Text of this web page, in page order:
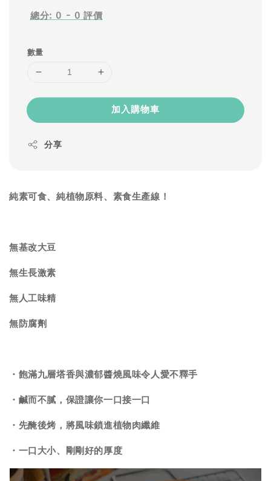
總分: 0 - 0 評價
數量
加入購物車
分享
純素可食、純植物原料、素食生產線！
無基改大豆
無生長激素
無人工味精
無防腐劑
・飽滿九層塔香與濃郁醬燒風味令人愛不釋手
・鹹而不膩，保證讓你一口接一口
・先醃後烤，將風味鎖進植物肉纖維
・一口大小、剛剛好的厚度